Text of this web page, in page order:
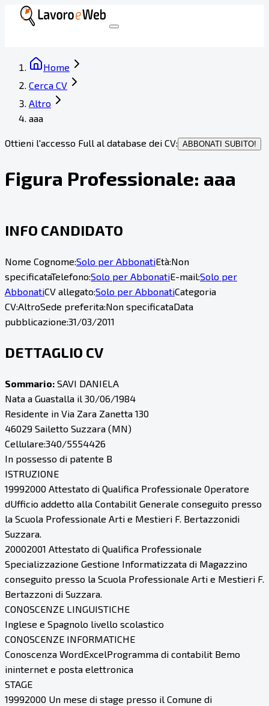
Home
Cerca CV
Altro
aaa
Ottieni l'accesso Full al database dei CV: ABBONATI SUBITO!
Figura Professionale: aaa
INFO CANDIDATO
Nome Cognome:Solo per AbbonatiEtà:Non
specificataTelefono:Solo per AbbonatiE-mail:Solo per
AbbonatiCV allegato:Solo per AbbonatiCategoria
CV:AltroSede preferita:Non specificataData
pubblicazione:31/03/2011
DETTAGLIO CV
Sommario: SAVI DANIELA
Nata a Guastalla il 30/06/1984
Residente in Via Zara Zanetta 130
46029 Sailetto Suzzara (MN)
Cellulare:340/5554426
In possesso di patente B
ISTRUZIONE
19992000 Attestato di Qualifica Professionale Operatore
dUfficio addetto alla Contabilit Generale conseguito presso
la Scuola Professionale Arti e Mestieri F. Bertazzonidi
Suzzara.
20002001 Attestato di Qualifica Professionale
Specializzazione Gestione Informatizzata di Magazzino
conseguito presso la Scuola Professionale Arti e Mestieri F.
Bertazzoni di Suzzara.
CONOSCENZE LINGUISTICHE
Inglese e Spagnolo livello scolastico
CONOSCENZE INFORMATICHE
Conoscenza WordExcelProgramma di contabilit Bemo
ininternet e posta elettronica
STAGE
19992000 Un mese di stage presso il Comune di